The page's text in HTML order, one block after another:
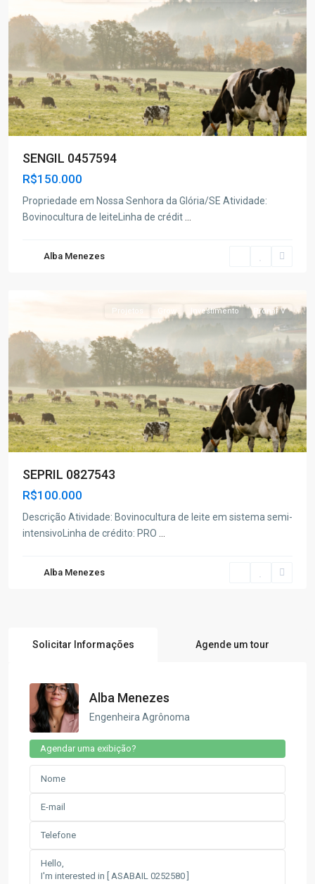
SENGIL 0457594
R$150.000
Propriedade em Nossa Senhora da Glória/SE Atividade:
Bovinocultura de leiteLinha de crédit
Alba Menezes
Poço
Projetos Investimento Pronaf V
SEPRIL 0827543
R$100.000
Descrição Atividade: Bovinocultura de leite em sistema semi-
intensivoLinha de crédito: PRO
Alba Menezes
Solicitar Informações Agende um tour
Alba Menezes
Engenheira Agrônoma
Agendar uma exibição?